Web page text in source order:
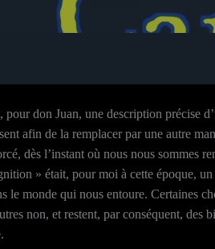
pour don Juan, une description précise
afin de la remplacer par une autre
dès l’instant où nous nous sommes
» était, pour moi à cette époque,
le monde qui nous entoure. Certaines
non, et restent, par conséquent, des